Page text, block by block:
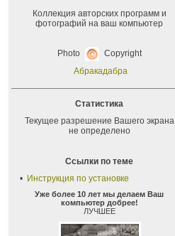
Коллекция авторских программ и
фотографий на ваш компьютер
Photo
Copyright
Абракадабра
Статистика
Текущее разрешение Вашего экрана
не определено
Ссылки по теме
• Инструкция по установке
Уже более 10 лет мы делаем Ваш
компьютер добрее!
ЛУЧШЕЕ